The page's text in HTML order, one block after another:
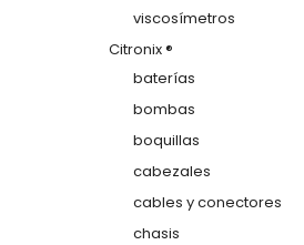
viscosímetros
Citronix ®
baterías
bombas
boquillas
cabezales
cables y conectores
chasis